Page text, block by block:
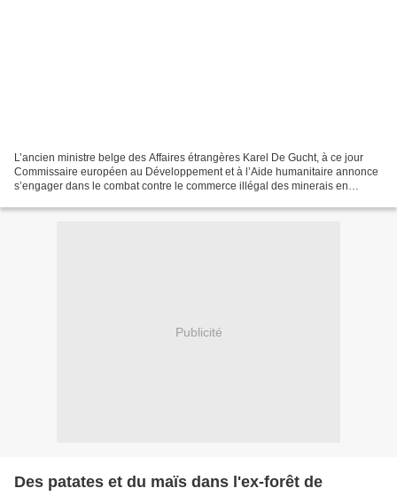
L’ancien ministre belge des Affaires étrangères Karel De Gucht, à ce jour
Commissaire européen au Développement et à l’Aide humanitaire annonce
s’engager dans le combat contre le commerce illégal des minerais en
Publicité
Des patates et du maïs dans l'ex-forêt de